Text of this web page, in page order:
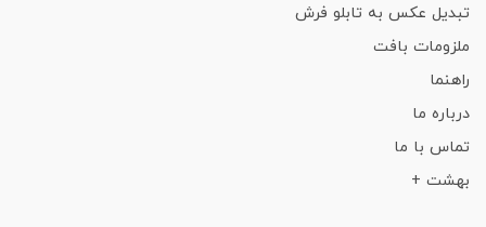
تبدیل عکس به تابلو فرش
ملزومات بافت
راهنما
درباره ما
تماس با ما
بهشت +